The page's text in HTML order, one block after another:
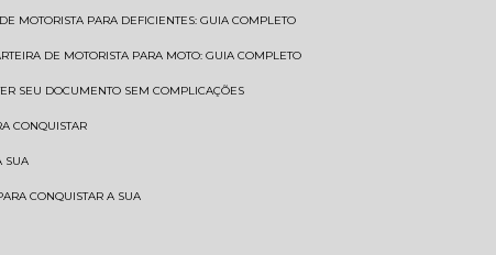
DE MOTORISTA PARA DEFICIENTES: GUIA COMPLETO
DE MOTORISTA PARA MOTO: GUIA COMPLETO
SEU DOCUMENTO SEM COMPLICAÇÕES
CONQUISTAR
SUA
CONQUISTAR A SUA